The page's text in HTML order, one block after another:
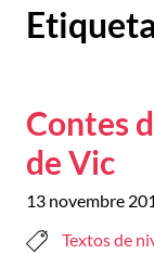
Contes
de Vic
13 novembre
Textos de